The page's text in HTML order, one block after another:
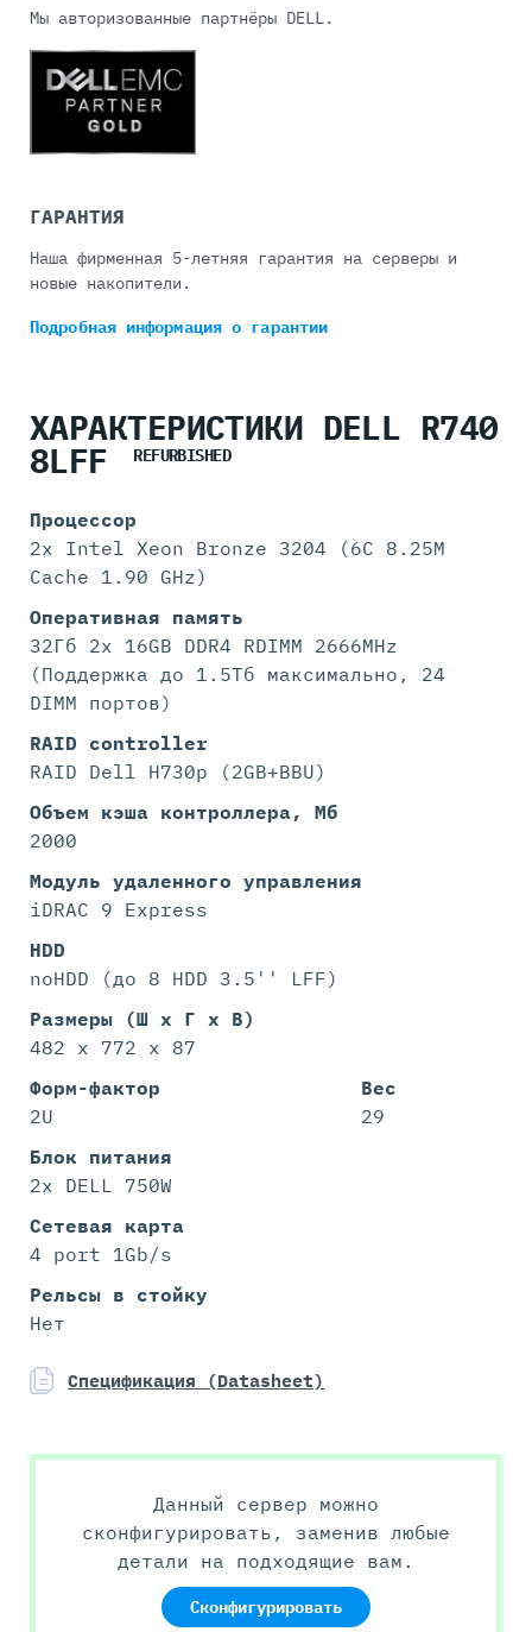
Мы авторизованные партнёры DELL.
ГАРАНТИЯ
Наша фирменная 5-летняя гарантия на серверы и
новые накопители.
Подробная информацияо гарантии
ХАРАКТЕРИСТИКИ DELL R740
8LFF REFURBISHED
Процессор
2x Intel Xeon Bronze 3204 (6C 8.25M
Cache 1.90 GHz)
Оперативная память
32Гб 2x 16GB DDR4 RDIMM 2666MHz
(Поддержка до 1.5Tб максимально, 24
DIMM портов)
RAID controller
RAID Dell H730p (2GB+BBU)
Объем кэша контроллера, Мб
2000
Модуль удаленного управления
iDRAC 9 Express
HDD
noHDD (до 8 HDD 3.5'' LFF)
Размеры (Ш х Г х В)
482 x 772 x 87
Форм-фактор
2U
Вес
29
Блок питания
2x DELL 750W
Сетевая карта
4 port 1Gb/s
Рельсы в стойку
Нет
Спецификация (Datasheet)
Данный сервер можно
сконфигурировать, заменив любые
детали на подходящие вам.
Сконфигурировать